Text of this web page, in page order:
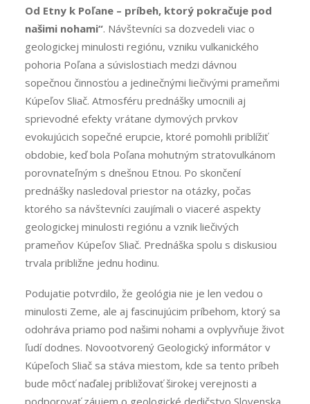
Od Etny k Poľane – príbeh, ktorý pokračuje pod
našimi nohami“. Návštevníci sa dozvedeli viac o
geologickej minulosti regiónu, vzniku vulkanického
pohoria Poľana a súvislostiach medzi dávnou
sopečnou činnosťou a jedinečnými liečivými prameňmi
Kúpeľov Sliač. Atmosféru prednášky umocnili aj
sprievodné efekty vrátane dymových prvkov
evokujúcich sopečné erupcie, ktoré pomohli priblížiť
obdobie, keď bola Poľana mohutným stratovulkánom
porovnateľným s dnešnou Etnou. Po skončení
prednášky nasledoval priestor na otázky, počas
ktorého sa návštevníci zaujímali o viaceré aspekty
geologickej minulosti regiónu a vznik liečivých
prameňov Kúpeľov Sliač. Prednáška spolu s diskusiou
trvala približne jednu hodinu.
Podujatie potvrdilo, že geológia nie je len vedou o
minulosti Zeme, ale aj fascinujúcim príbehom, ktorý sa
odohráva priamo pod našimi nohami a ovplyvňuje život
ľudí dodnes. Novootvorený Geologický informátor v
Kúpeľoch Sliač sa stáva miestom, kde sa tento príbeh
bude môcť naďalej približovať širokej verejnosti a
podporovať záujem o geologické dedičstvo Slovenska.